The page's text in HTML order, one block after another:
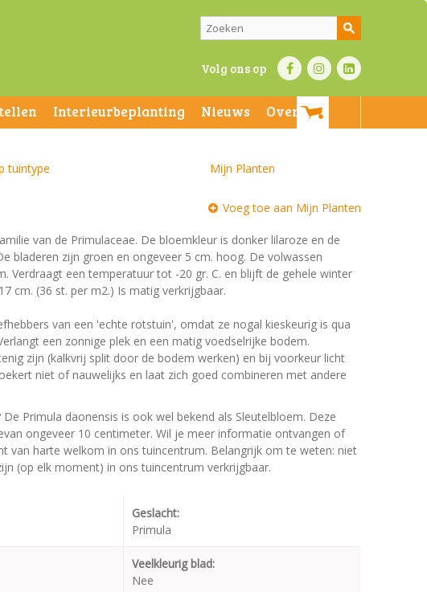
Volg ons op
Interieurbeplanting Nieuws
Over ons
tuintype Mijn Planten
Voeg toe aan Mijn Planten
van de Primulaceae. De bloemkleur is donker lilaroze en de
bladeren zijn groen en ongeveer 5 cm. hoog. De volwassen
Verdraagt een temperatuur tot -20 gr. C. en blijft de gehele winter
cm. (36 st. per m2.) Is matig verkrijgbaar.
van een 'echte rotstuin', omdat ze nogal kieskeurig is qua
een zonnige plek en een matig voedselrijke bodem.
zijn (kalkvrij split door de bodem werken) en bij voorkeur licht
niet of nauwelijks en laat zich goed combineren met andere
Primula daonensis is ook wel bekend als Sleutelbloem. Deze
ongeveer 10 centimeter. Wil je meer informatie ontvangen of
van harte welkom in ons tuincentrum. Belangrijk om te weten: niet
(op elk moment) in ons tuincentrum verkrijgbaar.
Geslacht:
Primula
Veelkleurig blad:
Nee